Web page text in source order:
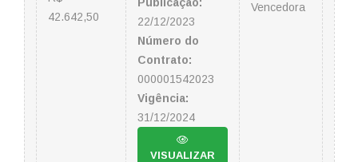
42.642,50
22/12/2023
Número do
Contrato:
000001542023
Vigência:
31/12/2024
VISUALIZAR
Vencedora